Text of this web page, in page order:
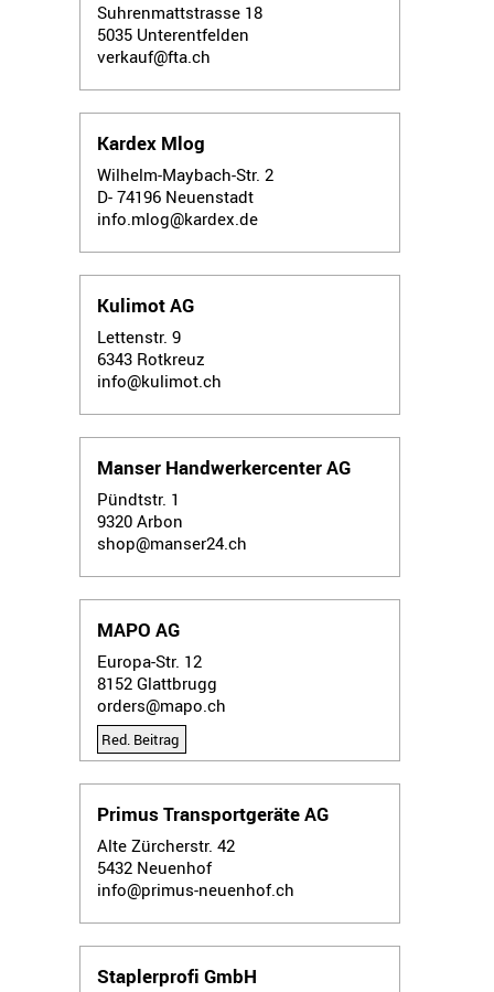
Suhrenmattstrasse 18
5035 Unterentfelden
verkauf@fta.ch
Kardex Mlog
Wilhelm-Maybach-Str. 2
D- 74196 Neuenstadt
info.mlog@kardex.de
Kulimot AG
Lettenstr. 9
6343 Rotkreuz
info@kulimot.ch
Manser Handwerkercenter AG
Pündtstr. 1
9320 Arbon
shop@manser24.ch
MAPO AG
Europa-Str. 12
8152 Glattbrugg
orders@mapo.ch
Red. Beitrag
Primus Transportgeräte AG
Alte Zürcherstr. 42
5432 Neuenhof
info@primus-neuenhof.ch
Staplerprofi GmbH